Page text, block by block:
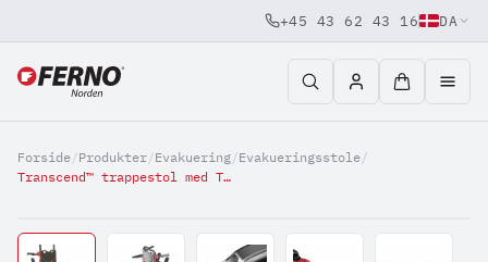
Jump to content
+45 43 62 43 16 DA
Forside/Produkter/Evakuering/Evakueringsstole/
Transcend™ trappestol med Traxx 250 kg